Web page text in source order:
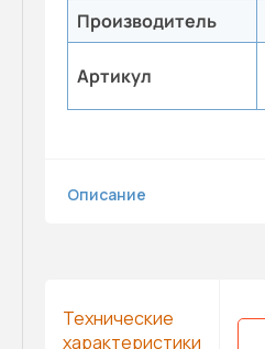
Производитель
Артикул
Описание
Технические
характеристики